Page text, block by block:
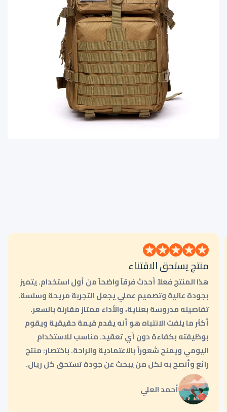
منتج يستحق الاقتناء
هذا المنتج فعلاً أحدث فرقاً واضحاً من أول استخدام. يتميز
بجودة عالية وتصميم عملي يجعل التجربة مريحة وسلسة.
تفاصيله مدروسة بعناية، والأداء ممتاز مقارنة بالسعر.
أكثر ما يلفت الانتباه هو أنه يقدم قيمة حقيقية ويقوم
بوظيفته بكفاءة دون أي تعقيد. مناسب للاستخدام
اليومي ويمنح شعوراً بالاعتمادية والراحة. باختصار: منتج
رائع وأنصح به لكل من يبحث عن جودة تستحق كل ريال.
أحمد العلي